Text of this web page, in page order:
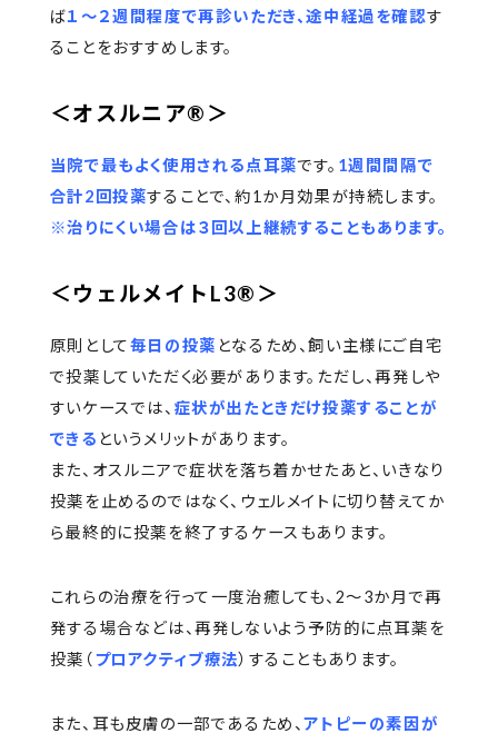
ば１〜２週間程度で再診いただき、途中経過を確認す
ることをおすすめします。
＜オスルニア®️＞
当院で最もよく使用される点耳薬です。 1週間間隔で
合計2回投薬することで、約1か月効果が持続します。
※治りにくい場合は３回以上継続することもあります。
＜ウェルメイトL3®️＞
原則として毎日の投薬 となるため、飼い主様にご自宅
で投薬していただく必要があります。ただし、再発しや
すいケースでは、 症状が出たときだけ投薬することが
できる というメリットがあります。
また、オスルニアで症状を落ち着かせたあと、いきなり
投薬を止めるのではなく、ウェルメイトに切り替えてか
ら最終的に投薬を終了するケースもあります。
これらの治療を行って一度治癒しても、2〜3か月で再
発する場合などは、再発しないよう予防的に点耳薬を
投薬（プロアクティブ療法）することもあります。
また、耳も皮膚の一部であるため、アトピーの素因が